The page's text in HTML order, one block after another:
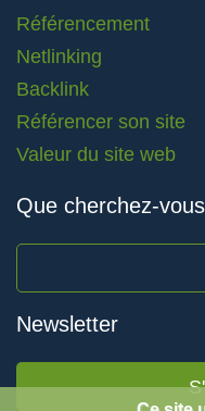
Référencement
Netlinking
Backlink
Référencer son site
Valeur du site web
Que cherchez-
Newsletter